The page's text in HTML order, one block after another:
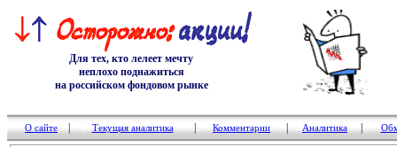
Для тех, кто лелеет мечту
неплохо поднажиться
на российском фондовом рынке
О сайте Текущая аналитика Комментарии Аналитика